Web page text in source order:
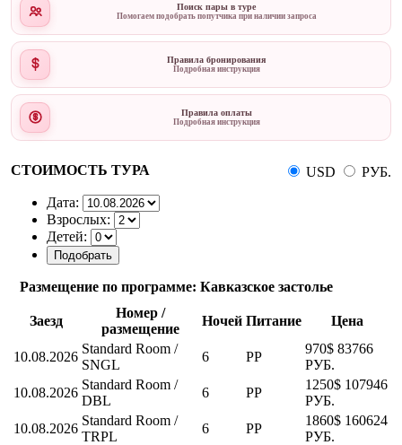
Поиск пары в туре
Помогаем подобрать попутчика при наличии запроса
Правила бронирования
Подробная инструкция
Правила оплаты
Подробная инструкция
СТОИМОСТЬ ТУРА USD
РУБ.
Дата:
Взрослых:
Детей:
Размещение по программе: Кавказское застолье
Заезд
Номер /
размещение
Ночей Питание Цена
10.08.2026
Standard Room /
SNGL
6 PP
970$ 83766
РУБ.
10.08.2026
Standard Room /
DBL
6 PP
1250$ 107946
РУБ.
10.08.2026
Standard Room /
TRPL
6 PP
1860$ 160624
РУБ.